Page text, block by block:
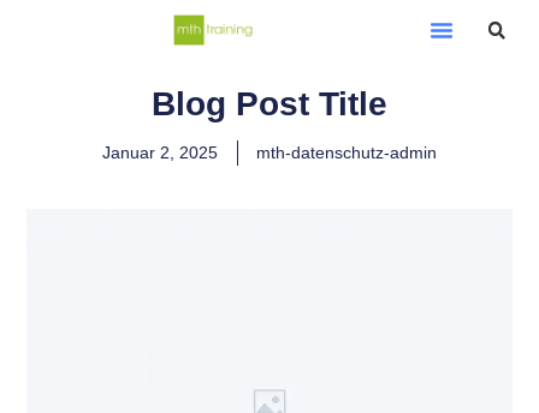
Blog Post Title
Januar 2, 2025 mth-datenschutz-admin